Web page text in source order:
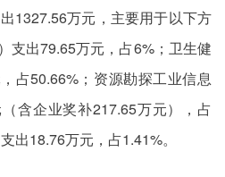
1327.56万元，主要用于以下方
支出79.65万元，占6%；卫生健
占50.66%；资源勘探工业信息
含企业奖补217.65万元），占
出18.76万元，占1.41%。